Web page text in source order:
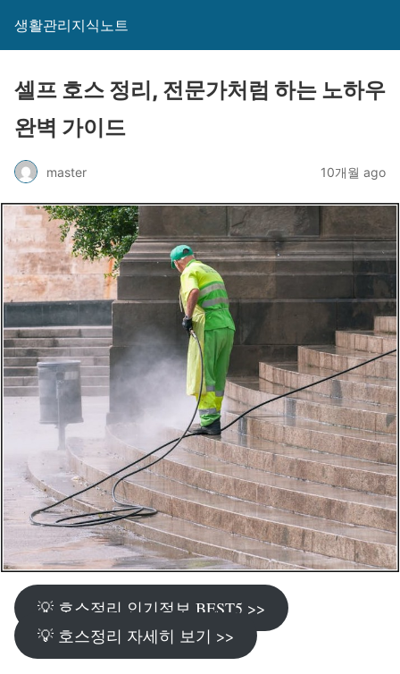
생활관리지식노트
셀프 호스 정리, 전문가처럼 하는 노하우
완벽 가이드
master 10개월 ago
💡 호스정리 인기정보 BEST5 >>
💡 호스정리 자세히 보기 >>